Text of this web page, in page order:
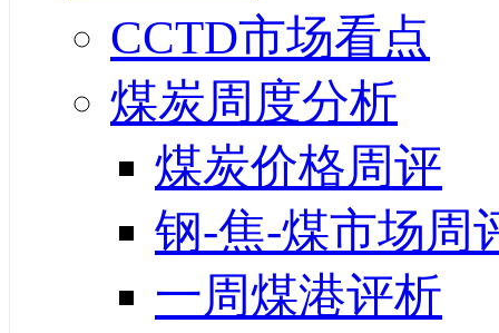
CCTD市场看点
煤炭周度分析
煤炭价格周评
钢-焦-煤市场周
一周煤港评析